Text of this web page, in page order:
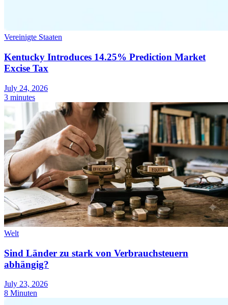
Vereinigte Staaten
Kentucky Introduces 14.25% Prediction Market
Excise Tax
July 24, 2026
3 minutes
Welt
Sind Länder zu stark von Verbrauchsteuern
abhängig?
July 23, 2026
8 Minuten